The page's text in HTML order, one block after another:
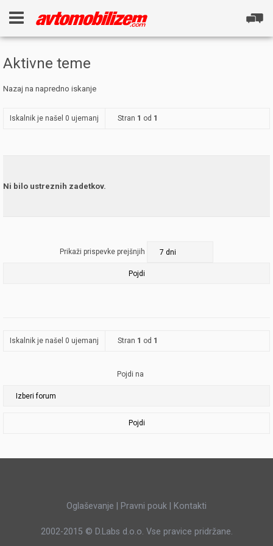
Aktivne teme
Nazaj na napredno iskanje
Iskalnik je našel 0 ujemanj Stran 1 od 1
Ni bilo ustreznih zadetkov.
Prikaži prispevke prejšnjih
Iskalnik je našel 0 ujemanj Stran 1 od 1
Pojdi na
Pojdi
Oglaševanje Pravni pouk Kontakti
2002-2015 © D.Labs d.o.o. Vse pravice pridržane.